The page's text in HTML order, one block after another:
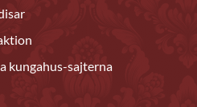
kungahus-sajterna